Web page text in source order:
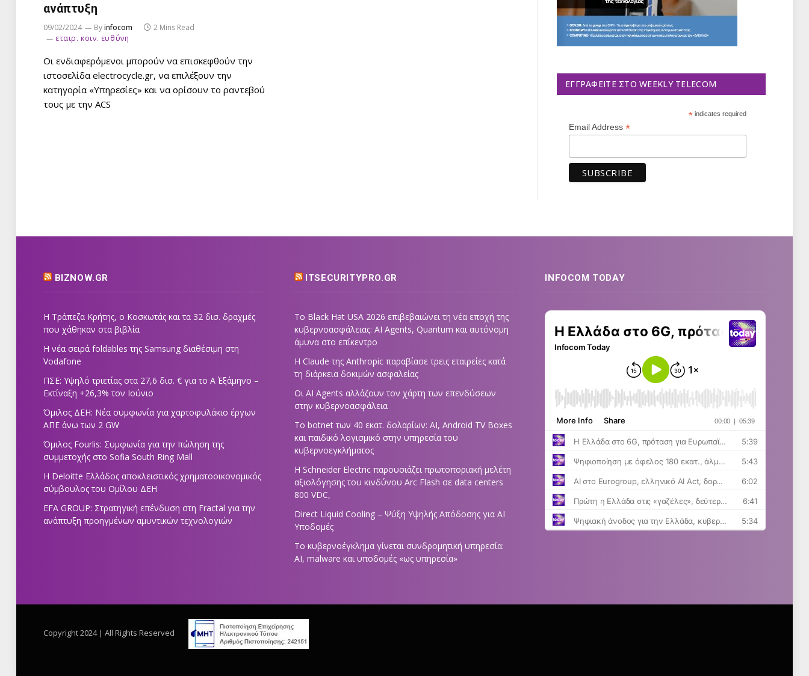
ανάπτυξη
09/02/2024 Byinfocom
2 Mins Read
εταιρ. κοιν. ευθύνη
Οι ενδιαφερόμενοι μπορούν να επισκεφθούν την
ιστοσελίδα electrocycle.gr, να επιλέξουν την
κατηγορία «Υπηρεσίες» και να ορίσουν το ραντεβού
τους με την ACS
ΕΓΓΡΑΦΕΊΤΕ ΣΤΟ WEEKLY TELECOM
*indicates required
Email Address *
BIZNOW.GR
Η Τράπεζα Κρήτης, ο Κοσκωτάς και τα 32 δισ. δραχμές
που χάθηκαν στα βιβλία
Η νέα σειρά foldables της Samsung διαθέσιμη στη
Vodafone
ΠΣΕ: Υψηλό τριετίας στα 27,6 δισ. € για το Α΄ Εξάμηνο –
Εκτίναξη +26,3% τον Ιούνιο
Όμιλος ΔΕΗ: Νέα συμφωνία για χαρτοφυλάκιο έργων
ΑΠΕ άνω των 2 GW
Όμιλος Fourlis: Συμφωνία για την πώληση της
συμμετοχής στο Sofia South Ring Mall
Η Deloitte Ελλάδος αποκλειστικός χρηματοοικονομικός
σύμβουλος του Ομίλου ΔΕΗ
EFA GROUP: Στρατηγική επένδυση στη Fractal για την
ανάπτυξη προηγμένων αμυντικών τεχνολογιών
ITSECURITYPRO.GR
Το Black Hat USA 2026 επιβεβαιώνει τη νέα εποχή της
κυβερνοασφάλειας: AI Agents, Quantum και αυτόνομη
άμυνα στο επίκεντρο
Η Claude της Anthropic παραβίασε τρεις εταιρείες κατά
τη διάρκεια δοκιμών ασφαλείας
Οι AI Agents αλλάζουν τον χάρτη των επενδύσεων
στην κυβερνοασφάλεια
Το botnet των 40 εκατ. δολαρίων: AI, Android TV Boxes
και παιδικό λογισμικό στην υπηρεσία του
κυβερνοεγκλήματος
Η Schneider Electric παρουσιάζει πρωτοποριακή μελέτη
αξιολόγησης του κινδύνου Arc Flash σε data centers
800 VDC,
Direct Liquid Cooling – Ψύξη Υψηλής Απόδοσης για AI
Υποδομές
Το κυβερνοέγκλημα γίνεται συνδρομητική υπηρεσία:
AI, malware και υποδομές «ως υπηρεσία»
INFOCOM TODAY
Copyright 2024 | All Rights Reserved